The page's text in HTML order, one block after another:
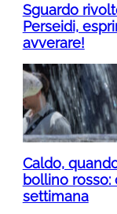
Sguardo
Perseidi,
avverare!
Caldo,
bollino rosso:
settimana